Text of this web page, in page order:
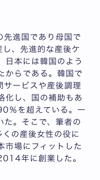
進国であり母国で
、先進的な産後ケ
日本には韓国のよう
からである。韓国で
ービスや産後調理
化し、国の補助もあ
％を超えている。一
た。そこで、筆者の
の産後女性の役に
市場にフィットした
年に創業した。